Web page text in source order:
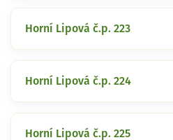
Horní Lipová č.p. 223
Horní Lipová č.p. 224
Horní Lipová č.p. 225